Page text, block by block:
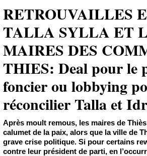
RETROUVAILLES
TALLA SYLLA ET
MAIRES DES
THIES: Deal pour le
foncier ou lobbying
réconcilier Talla et
Après moult remous, les maires de
calumet de la paix, alors que la ville de
grave crise politique. Si pour certains
contre leur président de parti, en